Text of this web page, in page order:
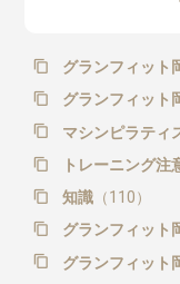
グランフィット
グランフィット
マシンピラティ
トレーニング注
知識（110）
グランフィット
グランフィット